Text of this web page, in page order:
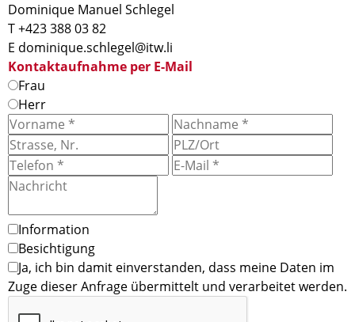
Dominique Manuel Schlegel
T +423 388 03 82
E dominique.schlegel@itw.li
Kontaktaufnahme per E-Mail
Frau
Herr
Information
Besichtigung
Ja, ich bin damit einverstanden, dass meine Daten im
Zuge dieser Anfrage übermittelt und verarbeitet werden.